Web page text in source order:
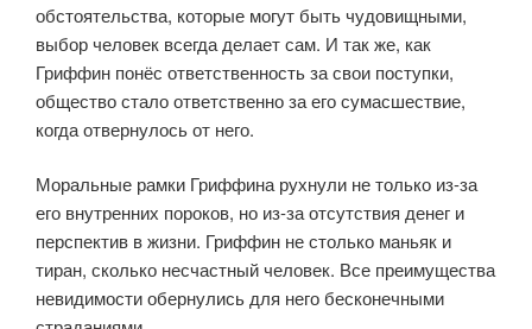
обстоятельства, которые могут быть чудовищными,
выбор человек всегда делает сам. И так же, как
Гриффин понёс ответственность за свои поступки,
общество стало ответственно за его сумасшествие,
когда отвернулось от него.
Моральные рамки Гриффина рухнули не только из-за
его внутренних пороков, но из-за отсутствия денег и
перспектив в жизни. Гриффин не столько маньяк и
тиран, сколько несчастный человек. Все преимущества
невидимости обернулись для него бесконечными